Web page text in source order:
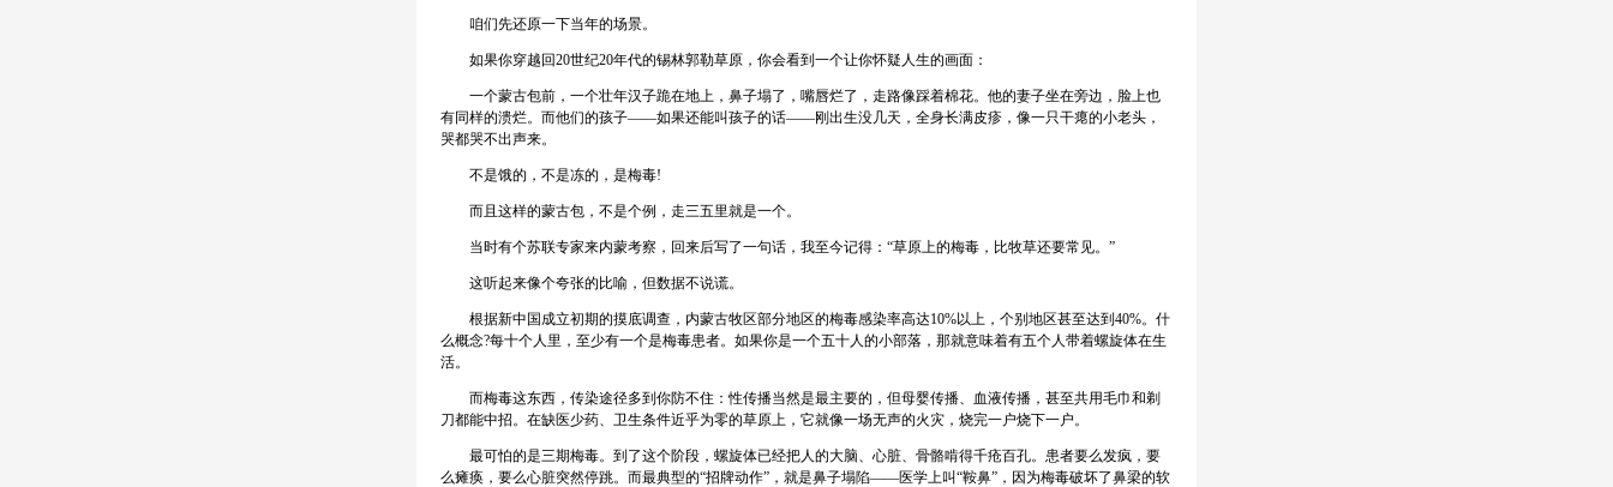
咱们先还原一下当年的场景。
如果你穿越回20世纪20年代的锡林郭勒草原，你会看到一个让你怀疑人生的画面：
一个蒙古包前，一个壮年汉子跪在地上，鼻子塌了，嘴唇烂了，走路像踩着棉花。他的妻子坐在旁边，脸上也
有同样的溃烂。而他们的孩子——如果还能叫孩子的话——刚出生没几天，全身长满皮疹，像一只干瘪的小老头，
哭都哭不出声来。
不是饿的，不是冻的，是梅毒!
而且这样的蒙古包，不是个例，走三五里就是一个。
当时有个苏联专家来内蒙考察，回来后写了一句话，我至今记得：“草原上的梅毒，比牧草还要常见。”
这听起来像个夸张的比喻，但数据不说谎。
根据新中国成立初期的摸底调查，内蒙古牧区部分地区的梅毒感染率高达10%以上，个别地区甚至达到40%。什
么概念?每十个人里，至少有一个是梅毒患者。如果你是一个五十人的小部落，那就意味着有五个人带着螺旋体在生
活。
而梅毒这东西，传染途径多到你防不住：性传播当然是最主要的，但母婴传播、血液传播，甚至共用毛巾和剃
刀都能中招。在缺医少药、卫生条件近乎为零的草原上，它就像一场无声的火灾，烧完一户烧下一户。
最可怕的是三期梅毒。到了这个阶段，螺旋体已经把人的大脑、心脏、骨骼啃得千疮百孔。患者要么发疯，要
么瘫痪，要么心脏突然停跳。而最典型的“招牌动作”，就是鼻子塌陷——医学上叫“鞍鼻”，因为梅毒破坏了鼻梁的软